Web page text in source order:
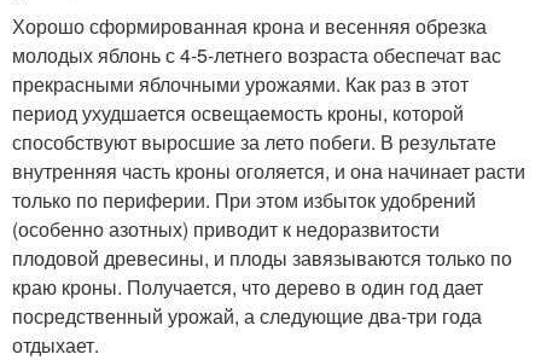
Хорошо сформированная крона и весенняя обрезка
молодых яблонь с 4-5-летнего возраста обеспечат вас
прекрасными яблочными урожаями. Как раз в этот
период ухудшается освещаемость кроны, которой
способствуют выросшие за лето побеги. В результате
внутренняя часть кроны оголяется, и она начинает расти
только по периферии. При этом избыток удобрений
(особенно азотных) приводит к недоразвитости
плодовой древесины, и плоды завязываются только по
краю кроны. Получается, что дерево в один год дает
посредственный урожай, а следующие два-три года
отдыхает.